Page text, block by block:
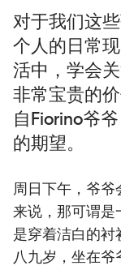
对于我们这
个人的日常
活中，学会
非常宝贵的
自Fiorino爷
的期望。
周日下午，爷
来说，那可谓是
是穿着洁白的衬
八九岁，坐在爷